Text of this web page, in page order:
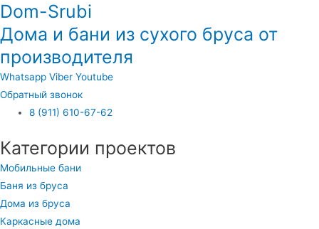
Dom-Srubi
Дома и бани из сухого бруса от
производителя
Whatsapp Viber Youtube
Обратный звонок
8 (911) 610-67-62
Категории проектов
Мобильные бани
Баня из бруса
Дома из бруса
Каркасные дома